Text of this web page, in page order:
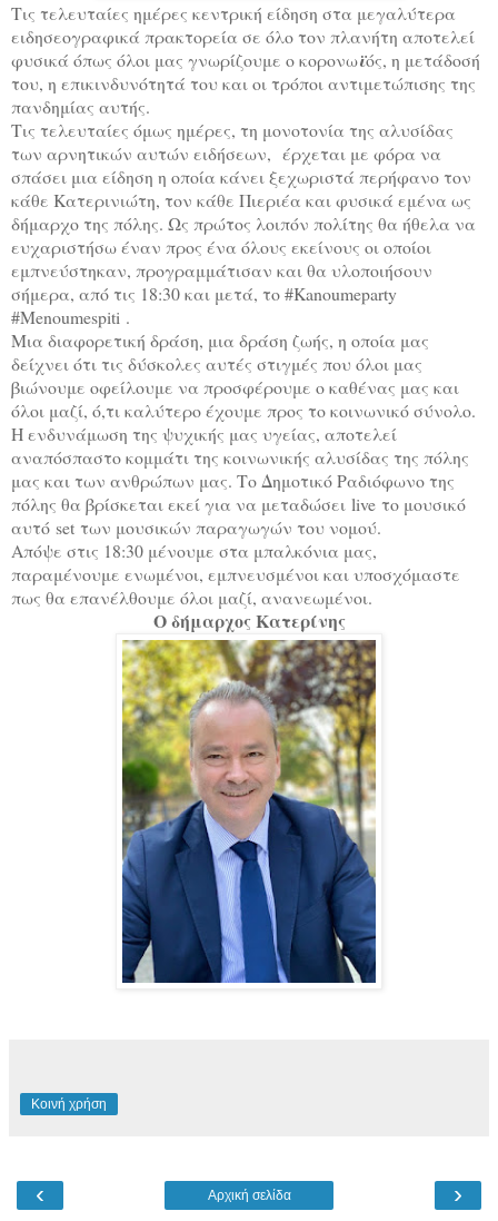
Τις τελευταίες ημέρες κεντρική είδηση στα μεγαλύτερα
ειδησεογραφικά πρακτορεία σε όλο τον πλανήτη αποτελεί
φυσικά όπως όλοι μας γνωρίζουμε ο κορονωϊός, η μετάδοσή
του, η επικινδυνότητά του και οι τρόποι αντιμετώπισης της
πανδημίας αυτής.
Τις τελευταίες όμως ημέρες, τη μονοτονία της αλυσίδας
των αρνητικών αυτών ειδήσεων, έρχεται με φόρα να
σπάσει μια είδηση η οποία κάνει ξεχωριστά περήφανο τον
κάθε Κατερινιώτη, τον κάθε Πιεριέα και φυσικά εμένα ως
δήμαρχο της πόλης. Ως πρώτος λοιπόν πολίτης θα ήθελα να
ευχαριστήσω έναν προς ένα όλους εκείνους οι οποίοι
εμπνεύστηκαν, προγραμμάτισαν και θα υλοποιήσουν
σήμερα, από τις 18:30 και μετά, το #Kanoumeparty
#Menoumespiti .
Μια διαφορετική δράση, μια δράση ζωής, η οποία μας
δείχνει ότι τις δύσκολες αυτές στιγμές που όλοι μας
βιώνουμε οφείλουμε να προσφέρουμε ο καθένας μας και
όλοι μαζί, ό,τι καλύτερο έχουμε προς το κοινωνικό σύνολο.
Η ενδυνάμωση της ψυχικής μας υγείας, αποτελεί
αναπόσπαστο κομμάτι της κοινωνικής αλυσίδας της πόλης
μας και των ανθρώπων μας. Το Δημοτικό Ραδιόφωνο της
πόλης θα βρίσκεται εκεί για να μεταδώσει live το μουσικό
αυτό set των μουσικών παραγωγών του νομού.
Απόψε στις 18:30 μένουμε στα μπαλκόνια μας,
παραμένουμε ενωμένοι, εμπνευσμένοι και υποσχόμαστε
πως θα επανέλθουμε όλοι μαζί, ανανεωμένοι.
Ο δήμαρχος Κατερίνης
Κοινή χρήση
‹ ›
Αρχική σελίδα